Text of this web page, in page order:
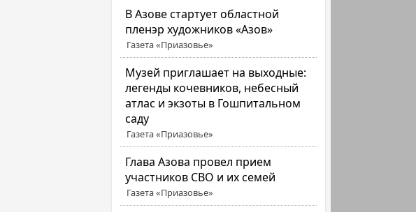
В Азове стартует областной
пленэр художников «Азов»
Газета «Приазовье»
Музей приглашает на выходные:
легенды кочевников, небесный
атлас и экзоты в Гошпитальном
саду
Газета «Приазовье»
Глава Азова провел прием
участников СВО и их семей
Газета «Приазовье»